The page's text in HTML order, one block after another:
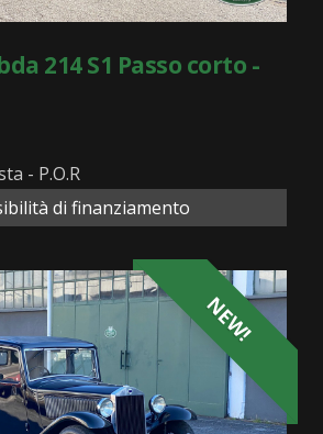
214 S1 Passo corto -
- P.O.R
di finanziamento
NEW!